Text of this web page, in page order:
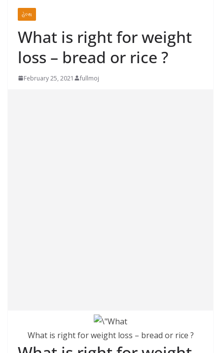
હેલ્થ
What is right for weight
loss – bread or rice ?
February 25, 2021 fullmoj
What is right for weight loss – bread or rice ?